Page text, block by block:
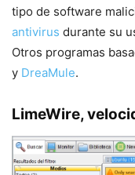
tipo de software
antivirus durante su
Otros programas
y DreaMule.
LimeWire,